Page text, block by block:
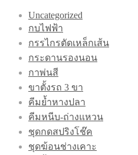
Uncategorized
กบไฟฟ้า
กรรไกรตัดเหล็กเส้น
กระดานรองนอน
กาพ่นสี
ขาตั้งรถ 3 ขา
คีมย้ำหางปลา
คีมหนีบ-ถ่างแหวน
ชุดกดสปริงโช๊ค
ชุดฆ้อนช่างเคาะ